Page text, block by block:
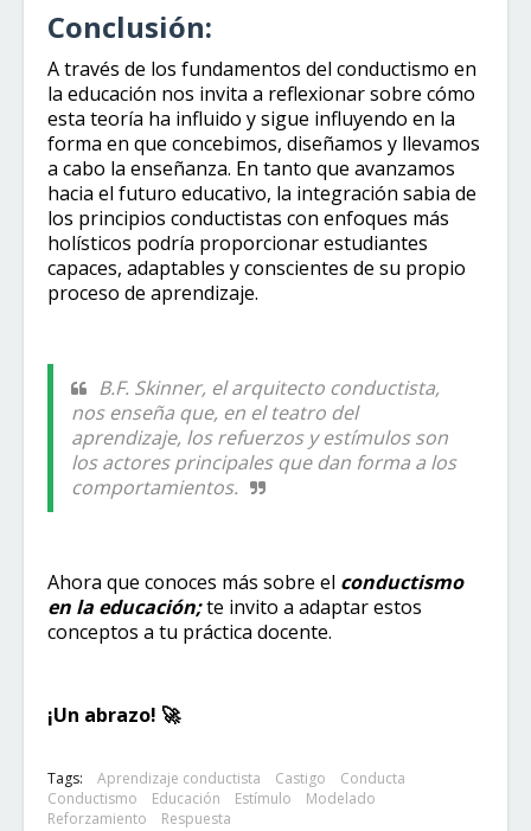
Conclusión:
A través de los fundamentos del conductismo en
la educación nos invita a reflexionar sobre cómo
esta teoría ha influido y sigue influyendo en la
forma en que concebimos, diseñamos y llevamos
a cabo la enseñanza. En tanto que avanzamos
hacia el futuro educativo, la integración sabia de
los principios conductistas con enfoques más
holísticos podría proporcionar estudiantes
capaces, adaptables y conscientes de su propio
proceso de aprendizaje.
B.F. Skinner, el arquitecto conductista,
nos enseña que, en el teatro del
aprendizaje, los refuerzos y estímulos son
los actores principales que dan forma a los
comportamientos.
Ahora que conoces más sobre el conductismo
en la educación;te invito a adaptar estos
conceptos a tu práctica docente.
¡Un abrazo! 🚀​
Tags: Aprendizaje conductista Castigo
Conducta
Conductismo
Educación Estímulo
Modelado
Reforzamiento
Respuesta